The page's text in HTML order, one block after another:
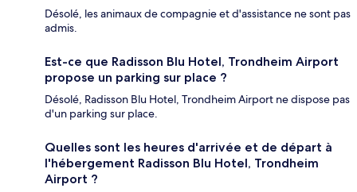
Désolé, les animaux de compagnie et d'assistance ne sont pas
admis.
Est-ce que Radisson Blu Hotel, Trondheim Airport
propose un parking sur place ?
Désolé, Radisson Blu Hotel, Trondheim Airport ne dispose pas
d'un parking sur place.
Quelles sont les heures d'arrivée et de départ à
l'hébergement Radisson Blu Hotel, Trondheim
Airport ?